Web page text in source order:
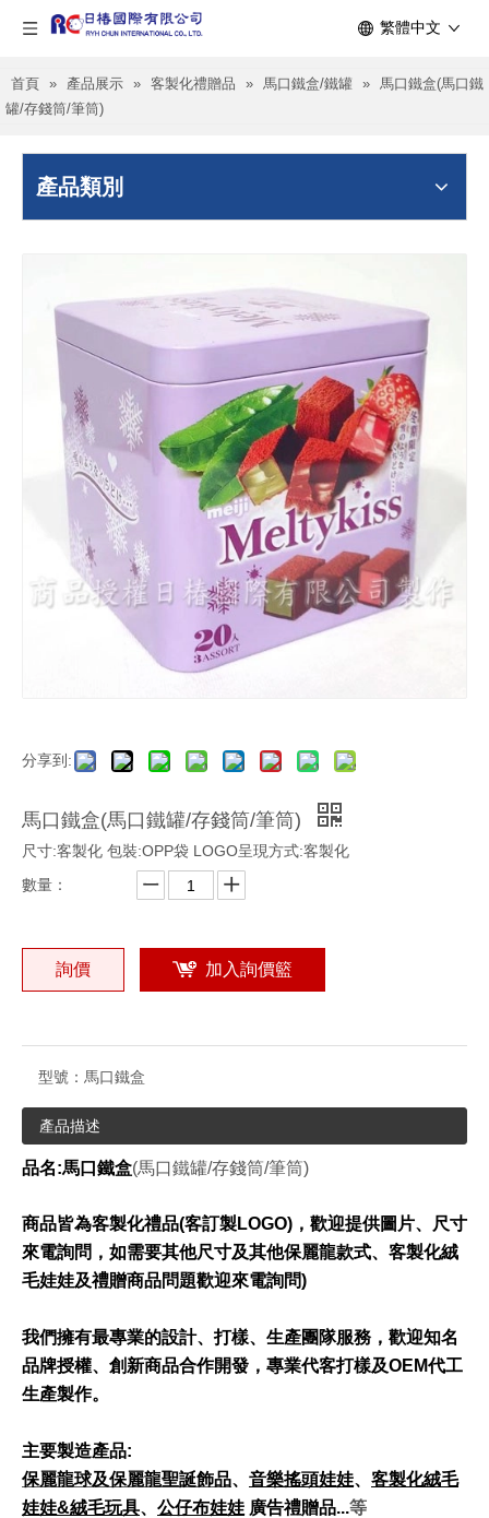
繁體中文
首頁 » 產品展示 » 客製化禮贈品 » 馬口鐵盒/鐵罐 » 馬口鐵盒(馬口鐵
罐/存錢筒/筆筒)
產品類別
分享到:
馬口鐵盒(馬口鐵罐/存錢筒/筆筒)
尺寸:客製化 包裝:OPP袋 LOGO呈現方式:客製化
數量：
詢價 加入詢價籃
型號： 馬口鐵盒
產品描述
品名:馬口鐵盒(馬口鐵罐/存錢筒/筆筒)
商品皆為客製化禮品(客訂製LOGO)，歡迎提供圖片、尺寸
來電詢問，如需要其他尺寸及其他保麗龍款式、客製化絨
毛娃娃及禮贈商品問題歡迎來電詢問)
我們擁有最專業的設計、打樣、生產團隊服務，歡迎知名
品牌授權、創新商品合作開發，專業代客打樣及OEM代工
生產製作。
主要製造產品:
保麗龍球及保麗龍聖誕飾品、 音樂搖頭娃娃、 客製化絨毛
娃娃&絨毛玩具、 公仔布娃娃 廣告禮贈品...等